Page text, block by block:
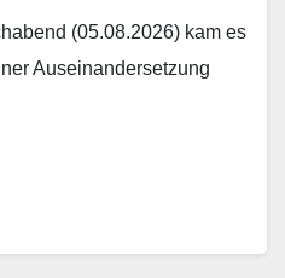
(05.08.2026) kam es
Auseinandersetzung